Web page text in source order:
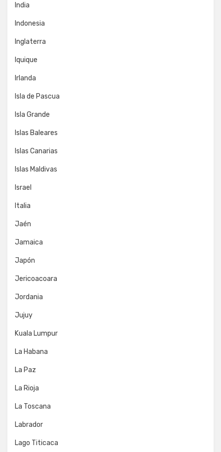
India
Indonesia
Inglaterra
Iquique
Irlanda
Isla de Pascua
Isla Grande
Islas Baleares
Islas Canarias
Islas Maldivas
Israel
Italia
Jaén
Jamaica
Japón
Jericoacoara
Jordania
Jujuy
Kuala Lumpur
La Habana
La Paz
La Rioja
La Toscana
Labrador
Lago Titicaca